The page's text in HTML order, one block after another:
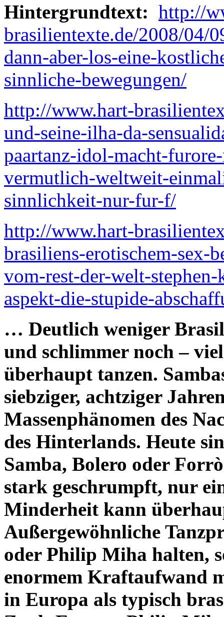
Hintergrundtext: http://
brasilientexte.de/2008/04/
dann-aber-los-eine-
sinnliche-bewegungen/
http://www.hart-
und-seine-ilha-da-
paartanz-idol-macht-
vermutlich-weltweit-
sinnlichkeit-nur-fur-f/
http://www.hart-
brasiliens-erotischem-sex-
vom-rest-der-welt-
aspekt-die-stupide-
… Deutlich weniger
und schlimmer noch –
überhaupt tanzen.
siebziger, achtziger
Massenphänomen des
des Hinterlands. Heute
Samba, Bolero oder
stark geschrumpft, nur
Minderheit kann
Außergewöhnliche
oder Philip Miha halten,
enormem Kraftaufwand
in Europa als typisch